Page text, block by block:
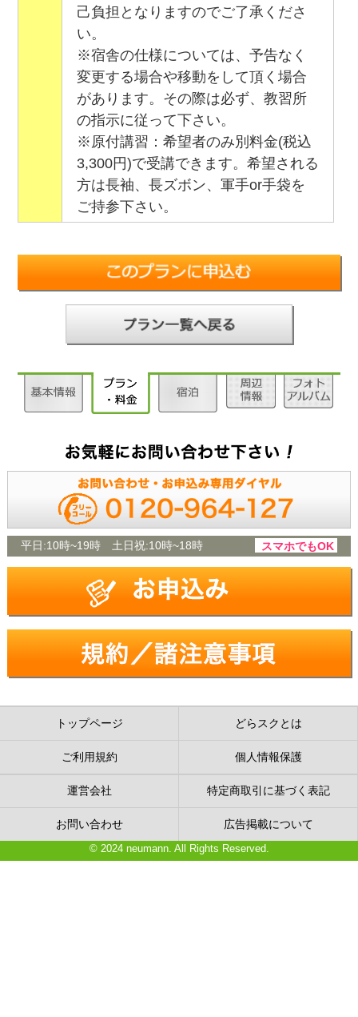
己負担となりますのでご了承くださ
い。
※宿舎の仕様については、予告なく
変更する場合や移動をして頂く場合
があります。その際は必ず、教習所
の指示に従って下さい。
※原付講習：希望者のみ別料金(税込
3,300円)で受講できます。希望される
方は長袖、長ズボン、軍手or手袋を
ご持参下さい。
平日:10時~19時 土日祝:10時~18時 スマホでもOK
トップページ どらスクとは
ご利用規約 個人情報保護
運営会社 特定商取引に基づく表記
お問い合わせ 広告掲載について
© 2024 neumann. All Rights Reserved.